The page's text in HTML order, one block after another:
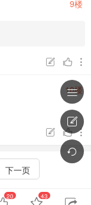
9楼
 

10楼
 

下一页
20 43


